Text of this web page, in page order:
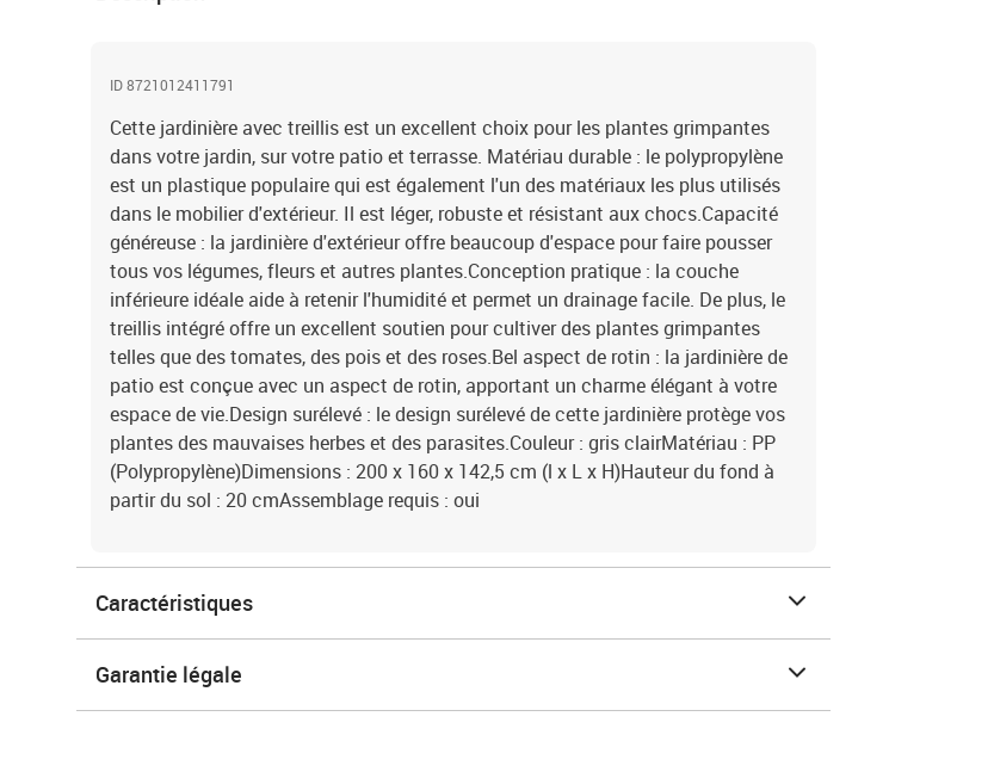
ID 8721012411791
Cette jardinière avec treillis est un excellent choix pour les plantes grimpantes
dans votre jardin, sur votre patio et terrasse. Matériau durable : le polypropylène
est un plastique populaire qui est également l'un des matériaux les plus utilisés
dans le mobilier d'extérieur. Il est léger, robuste et résistant aux chocs.Capacité
généreuse : la jardinière d'extérieur offre beaucoup d'espace pour faire pousser
tous vos légumes, fleurs et autres plantes.Conception pratique : la couche
inférieure idéale aide à retenir l'humidité et permet un drainage facile. De plus, le
treillis intégré offre un excellent soutien pour cultiver des plantes grimpantes
telles que des tomates, des pois et des roses.Bel aspect de rotin : la jardinière de
patio est conçue avec un aspect de rotin, apportant un charme élégant à votre
espace de vie.Design surélevé : le design surélevé de cette jardinière protège vos
plantes des mauvaises herbes et des parasites.Couleur : gris clairMatériau : PP
(Polypropylène)Dimensions : 200 x 160 x 142,5 cm (l x L x H)Hauteur du fond à
partir du sol : 20 cmAssemblage requis : oui
Caractéristiques
Garantie légale